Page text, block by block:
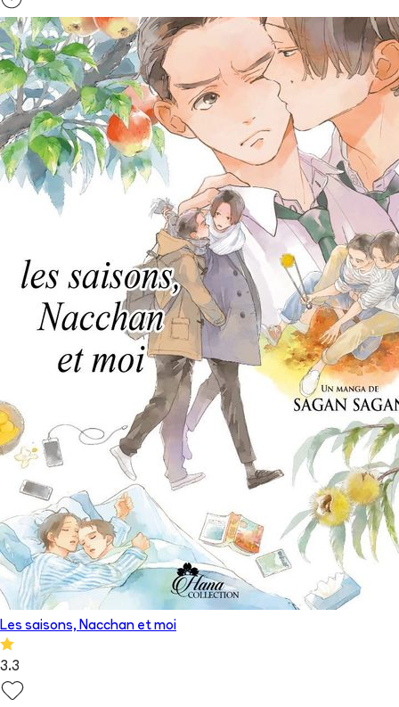
Les saisons, Nacchan et moi
3.3